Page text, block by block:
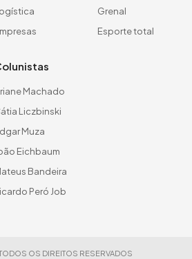
Grenal
Esporte total
Machado
Liczbinski
Muza
Eichbaum
Bandeira
Peró Job
OS DIREITOS RESERVADOS